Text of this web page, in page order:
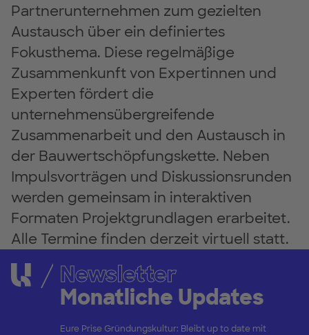
Partnerunternehmen zum gezielten
Austausch über ein definiertes
Fokusthema. Diese regelmäßige
Zusammenkunft von Expertinnen und
Experten fördert die
unternehmensübergreifende
Zusammenarbeit und den Austausch in
der Bauwertschöpfungskette. Neben
Impulsvorträgen und Diskussionsrunden
werden gemeinsam in interaktiven
Formaten Projektgrundlagen erarbeitet.
Alle Termine finden derzeit virtuell statt.
Newsletter
Monatliche Updates
Eure Prise Gründungskultur: Bleibt up to date mit